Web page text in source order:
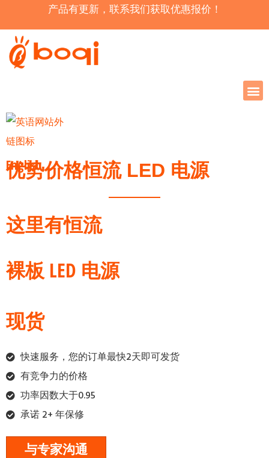
产品有更新，联系我们获取优惠报价！
English
优势价格恒流 LED 电源
这里有恒流
裸板 LED 电源
现货
快速服务，您的订单最快2天即可发货
有竞争力的价格
功率因数大于0.95
承诺 2+ 年保修
与专家沟通